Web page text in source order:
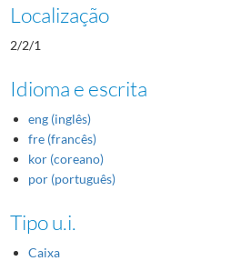
Localização
2/2/1
Idioma e escrita
eng (inglês)
fre (francês)
kor (coreano)
por (português)
Tipo u.i.
Caixa